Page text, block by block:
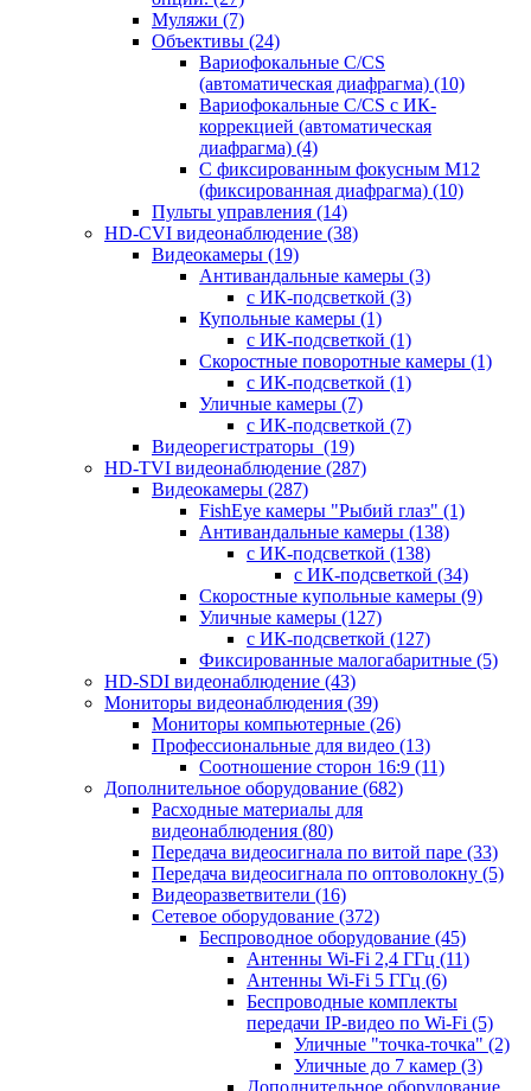
Муляжи (7)
Объективы (24)
Вариофокальные C/CS
(автоматическая диафрагма) (10)
Вариофокальные C/CS с ИК-
коррекцией (автоматическая
диафрагма) (4)
С фиксированным фокусным М12
(фиксированная диафрагма) (10)
Пульты управления (14)
HD-CVI видеонаблюдение (38)
Видеокамеры (19)
Антивандальные камеры (3)
с ИК-подсветкой (3)
Купольные камеры (1)
с ИК-подсветкой (1)
Скоростные поворотные камеры (1)
с ИК-подсветкой (1)
Уличные камеры (7)
с ИК-подсветкой (7)
Видеорегистраторы (19)
HD-TVI видеонаблюдение (287)
Видеокамеры (287)
FishEye камеры "Рыбий глаз" (1)
Антивандальные камеры (138)
с ИК-подсветкой (138)
с ИК-подсветкой (34)
Скоростные купольные камеры (9)
Уличные камеры (127)
с ИК-подсветкой (127)
Фиксированные малогабаритные (5)
HD-SDI видеонаблюдение (43)
Мониторы видеонаблюдения (39)
Мониторы компьютерные (26)
Профессиональные для видео (13)
Соотношение сторон 16:9 (11)
Дополнительное оборудование (682)
Расходные материалы для
видеонаблюдения (80)
Передача видеосигнала по витой паре (33)
Передача видеосигнала по оптоволокну (5)
Видеоразветвители (16)
Сетевое оборудование (372)
Беспроводное оборудование (45)
Антенны Wi-Fi 2,4 ГГц (11)
Антенны Wi-Fi 5 ГГц (6)
Беспроводные комплекты
передачи IP-видео по Wi-Fi (5)
Уличные "точка-точка" (2)
Уличные до 7 камер (3)
Дополнительное оборудование